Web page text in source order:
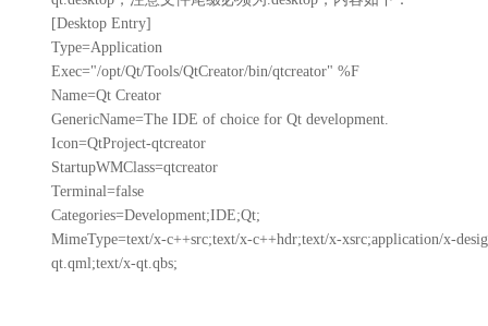
[Desktop Entry]
Type=Application
Exec="/opt/Qt/Tools/QtCreator/bin/qtcreator" %F
Name=Qt Creator
GenericName=The IDE of choice for Qt development.
Icon=QtProject-qtcreator
StartupWMClass=qtcreator
Terminal=false
Categories=Development;IDE;Qt;
MimeType=text/x-c++src;text/x-c++hdr;text/x-xsrc;application/x-
qt.qml;text/x-qt.qbs;